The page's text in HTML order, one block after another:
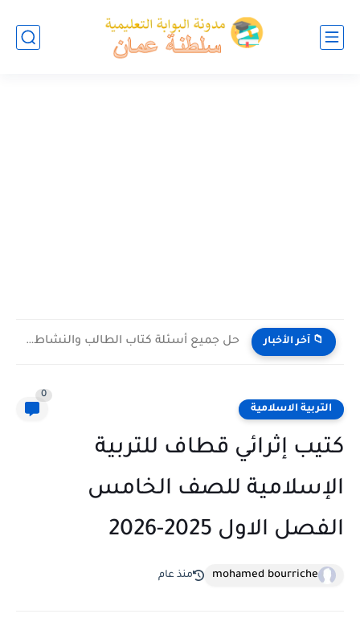
📁 آخر الأخبار حل جميع أسئلة كتاب الطالب والنشاط في الاحياء للصف العاشر...
التربية الاسلامية
0
كتيب إثرائي قطاف للتربية
الإسلامية للصف الخامس
الفصل الاول 2025-2026
mohamed bourriche منذ عام